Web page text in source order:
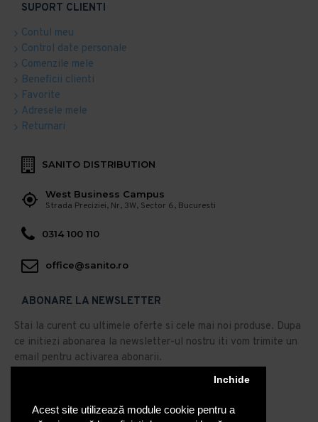
Acest site utilizează module cookie pentru a
Inchide
SUPORT CLIENTI
Contul meu
Control date personale
Comenzile mele
Beneficii clienti
Favorite
Adresele mele
Returnari
SANITO DISTRIBUTION
West Business Campus
Strada Preciziei, Nr, 3W, Sector 6, Bucuresti
0314 100 110
office@sanito.ro
ABONARE LA NEWSLETTER
Stai la curent cu ultimele oferte si cele mai noi produse. Dupa
ce initiezi abonarea la newsletter-ul nostru iti vom trimite un
email pentru activarea abonarii.
Abonare
Am citit şi sunt de acord cu Politica de Confidentialitate